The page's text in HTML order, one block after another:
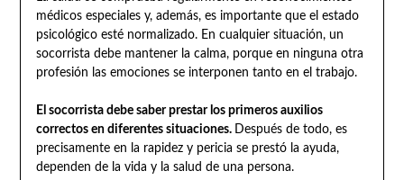
médicos especiales y, además, es importante que el estado
psicológico esté normalizado. En cualquier situación, un
socorrista debe mantener la calma, porque en ninguna otra
profesión las emociones se interponen tanto en el trabajo.
El socorrista debe saber prestar los primeros auxilios
correctos en diferentes situaciones. Después de todo, es
precisamente en la rapidez y pericia se prestó la ayuda,
dependen de la vida y la salud de una persona.